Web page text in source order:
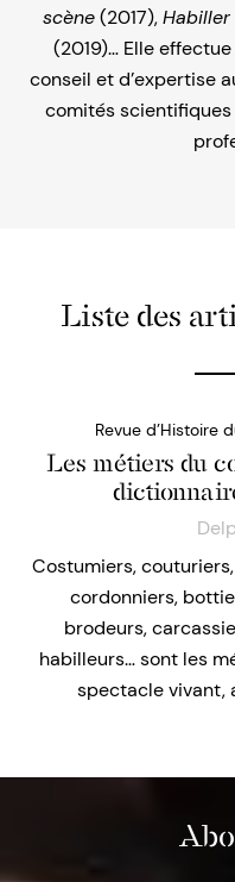
scène(2017),Habiller
(2019)… Elle
conseil et d’expertise
comités scientifiques
Liste des
Revue d’Histoire
Les métiers du
Costumiers,
cordonniers,
brodeurs,
habilleurs… sont les
spectacle vivant,